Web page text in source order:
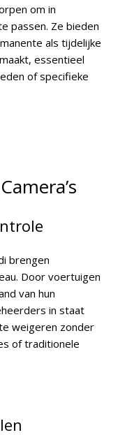
om in
passen. Ze bieden
als tijdelijke
essentieel
of specifieke
brengen
Door voertuigen
van hun
in staat
weigeren zonder
of traditionele